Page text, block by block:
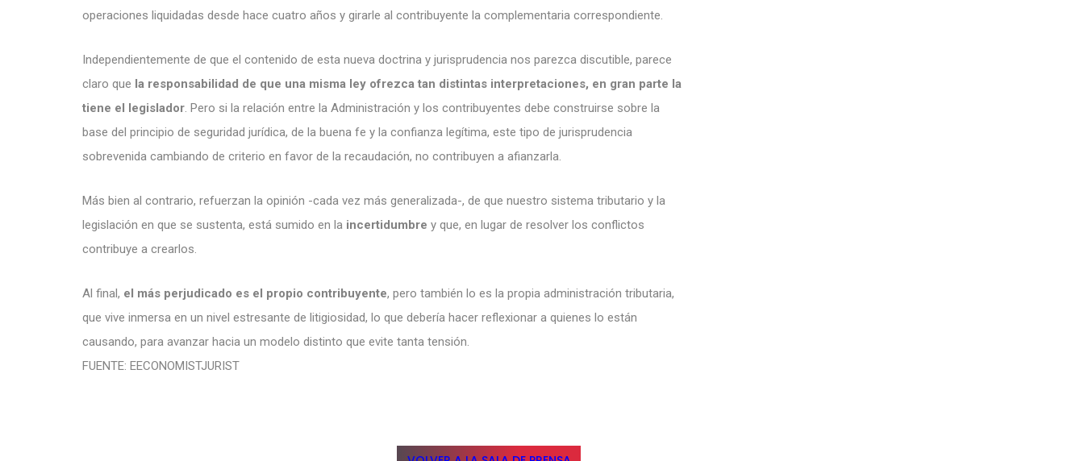
operaciones liquidadas desde hace cuatro años y girarle al contribuyente la complementaria correspondiente.
Independientemente de que el contenido de esta nueva doctrina y jurisprudencia nos parezca discutible, parece
claro que la responsabilidad de que una misma ley ofrezca tan distintas interpretaciones, en gran parte la
tiene el legislador. Pero si la relación entre la Administración y los contribuyentes debe construirse sobre la
base del principio de seguridad jurídica, de la buena fe y la confianza legítima, este tipo de jurisprudencia
sobrevenida cambiando de criterio en favor de la recaudación, no contribuyen a afianzarla.
Más bien al contrario, refuerzan la opinión -cada vez más generalizada-, de que nuestro sistema tributario y la
legislación en que se sustenta, está sumido en la incertidumbre y que, en lugar de resolver los conflictos
contribuye a crearlos.
Al final, el más perjudicado es el propio contribuyente, pero también lo es la propia administración tributaria,
que vive inmersa en un nivel estresante de litigiosidad, lo que debería hacer reflexionar a quienes lo están
causando, para avanzar hacia un modelo distinto que evite tanta tensión.
FUENTE: EECONOMISTJURIST